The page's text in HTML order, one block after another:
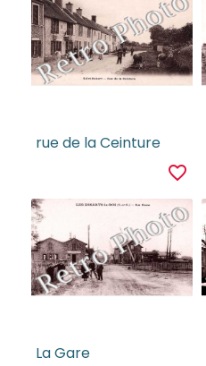
rue de la Ceinture
favorite_border
La Gare